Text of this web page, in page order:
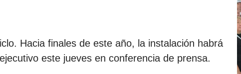
Hacia finales de este año, la instalación habrá
este jueves en conferencia de prensa.